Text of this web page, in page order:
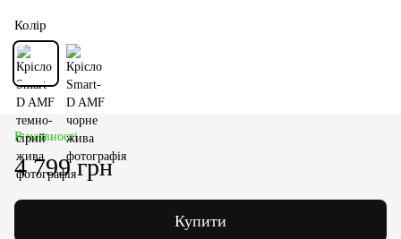
Колір
В наявності
4 799 грн
Купити